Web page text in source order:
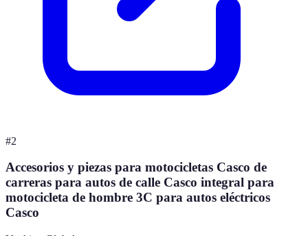
#2
Accesorios y piezas para motocicletas Casco de
carreras para autos de calle Casco integral para
motocicleta de hombre 3C para autos eléctricos
Casco